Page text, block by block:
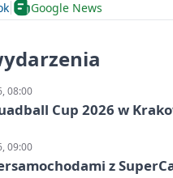
Google News
08:00
Cup 2026 w
09:00
z